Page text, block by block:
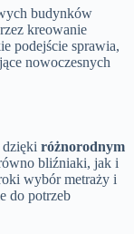
budynków
kreowanie
podejście sprawia,
nowoczesnych
dzięki różnorodnym
bliźniaki, jak i
wybór metraży i
do potrzeb